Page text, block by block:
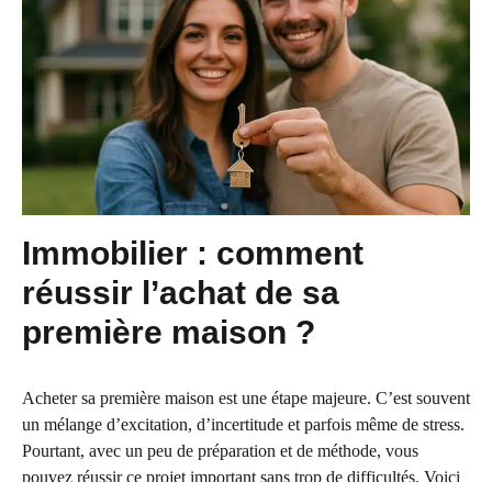
Immobilier : comment
réussir l’achat de sa
première maison ?
Acheter sa première maison est une étape majeure. C’est souvent
un mélange d’excitation, d’incertitude et parfois même de stress.
Pourtant, avec un peu de préparation et de méthode, vous
pouvez réussir ce projet important sans trop de difficultés. Voici